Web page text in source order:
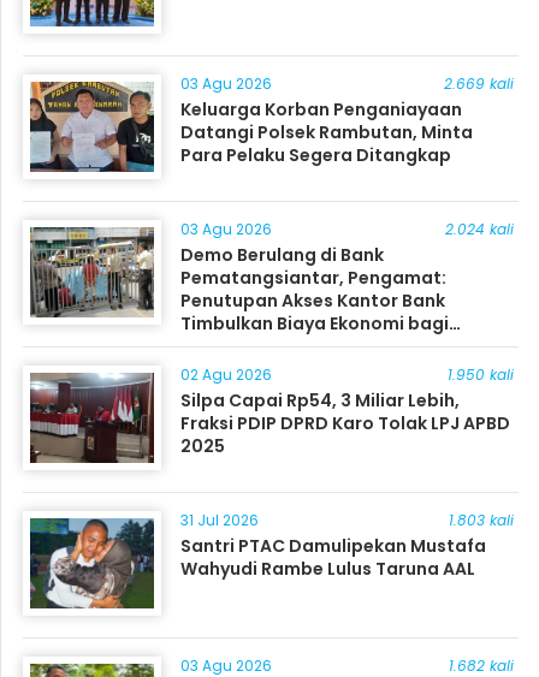
03 Agu 2026 2.669 kali
Keluarga Korban Penganiayaan
Datangi Polsek Rambutan, Minta
Para Pelaku Segera Ditangkap
03 Agu 2026 2.024 kali
Demo Berulang di Bank
Pematangsiantar, Pengamat:
Penutupan Akses Kantor Bank
Timbulkan Biaya Ekonomi bagi
Masyarakat
02 Agu 2026 1.950 kali
Silpa Capai Rp54, 3 Miliar Lebih,
Fraksi PDIP DPRD Karo Tolak LPJ APBD
2025
31 Jul 2026 1.803 kali
Santri PTAC Damulipekan Mustafa
Wahyudi Rambe Lulus Taruna AAL
03 Agu 2026 1.682 kali